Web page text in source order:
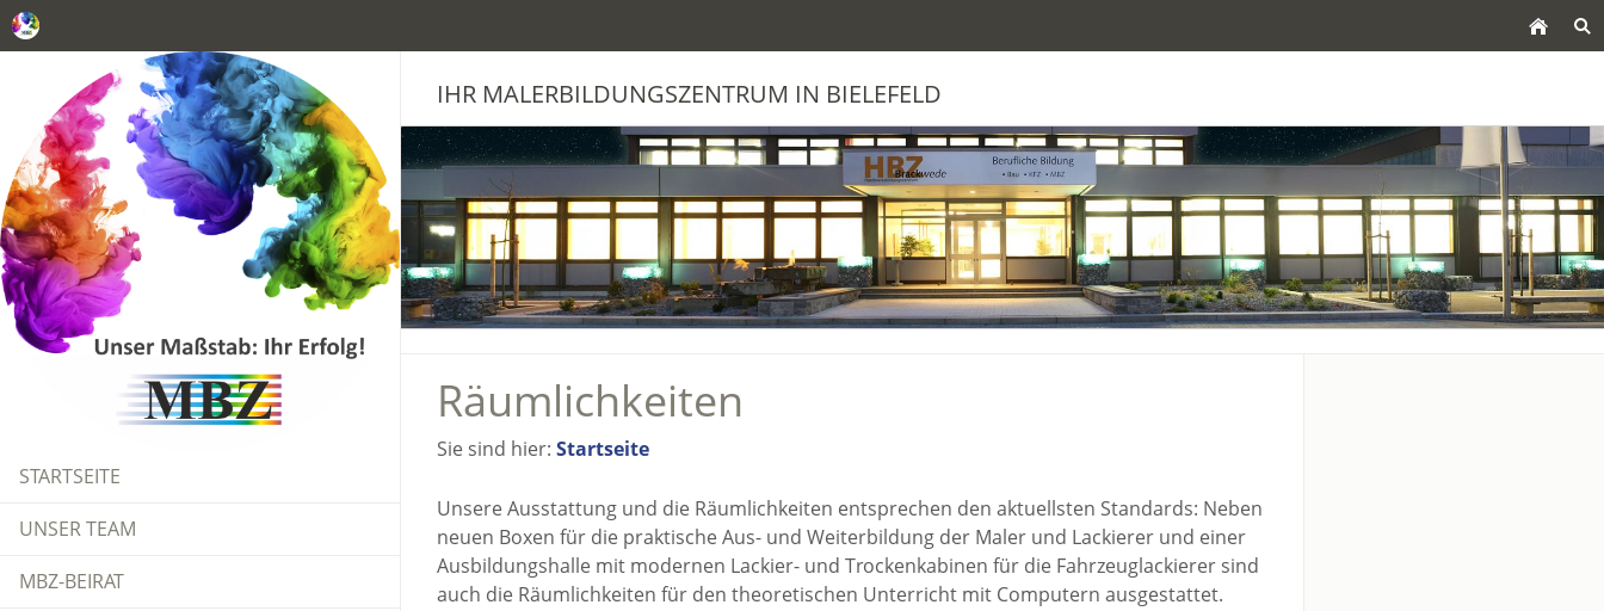
STARTSEITE
UNSER TEAM
MBZ-BEIRAT
IHR MALERBILDUNGSZENTRUM IN BIELEFELD
Räumlichkeiten
Sie sind hier: Startseite
Unsere Ausstattung und die Räumlichkeiten entsprechen den aktuellsten Standards: Neben
neuen Boxen für die praktische Aus- und Weiterbildung der Maler und Lackierer und einer
Ausbildungshalle mit modernen Lackier- und Trockenkabinen für die Fahrzeuglackierer sind
auch die Räumlichkeiten für den theoretischen Unterricht mit Computern ausgestattet.